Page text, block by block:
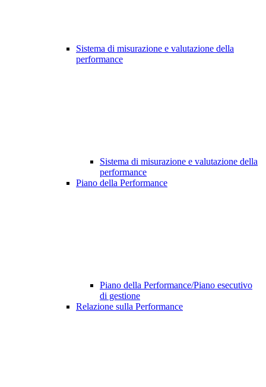
Sistema di misurazione e valutazione della
performance
Sistema di misurazione e valutazione della
performance
Piano della Performance
Piano della Performance/Piano esecutivo
di gestione
Relazione sulla Performance